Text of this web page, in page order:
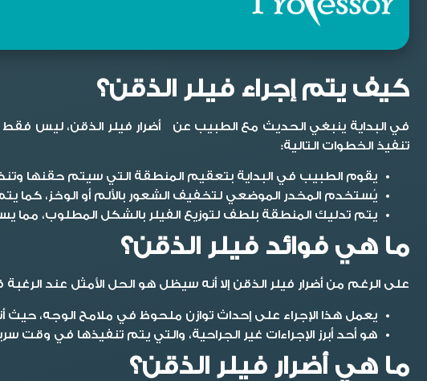
كيف يتم إجراء فيلر الذقن؟
في البداية ينبغي الحديث مع الطبيب عنأضرار فيلر الذقن، ليس فقط
تنفيذ الخطوات التالية:
يقوم الطبيب في البداية بتعقيم المنطقة التي سيتم حقنها
يُستخدم المخدر الموضعي لتخفيف الشعور بالألم أو الوخز، كما
يتم تدليك المنطقة بلطف لتوزيع الفيلر بالشكل المطلوب، مما
ما هي فوائد فيلر الذقن؟
على الرغم من أضرار فيلر الذقن إلا أنه سيظل هو الحل الأمثل عند
يعمل هذا الإجراء على إحداث توازن ملحوظ في ملامح الوجه،
هو أحد أبرز الإجراءات غير الجراحية، والتي يتم تنفيذها في وقت
ما هي أضرار فيلر الذقن؟